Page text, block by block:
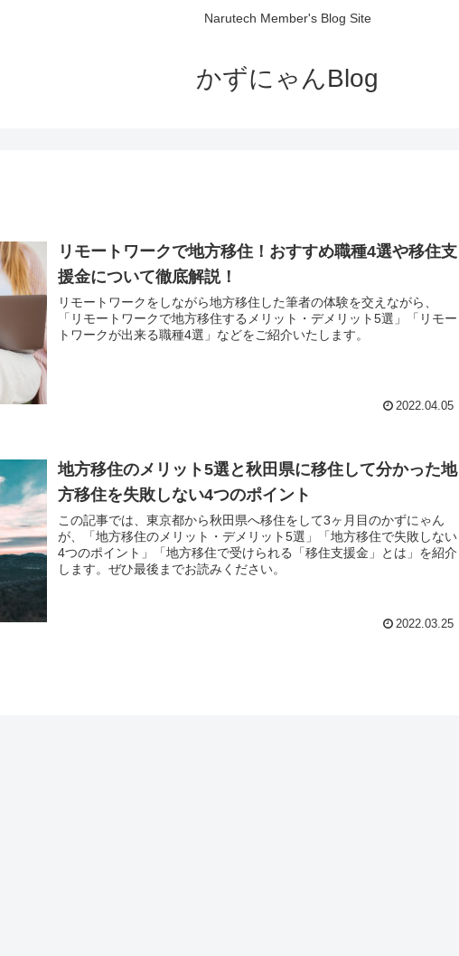
Narutech Member's Blog Site
かずにゃんBlog
リモートワークで地方移住！おすすめ職種4選や移住支
援金について徹底解説！
リモートワークをしながら地方移住した筆者の体験を交えながら、
「リモートワークで地方移住するメリット・デメリット5選」「リモー
トワークが出来る職種4選」などをご紹介いたします。
2022.04.05
地方移住のメリット5選と秋田県に移住して分かった地
方移住を失敗しない4つのポイント
この記事では、東京都から秋田県へ移住をして3ヶ月目のかずにゃん
が、「地方移住のメリット・デメリット5選」「地方移住で失敗しない
4つのポイント」「地方移住で受けられる「移住支援金」とは」を紹介
します。ぜひ最後までお読みください。
2022.03.25